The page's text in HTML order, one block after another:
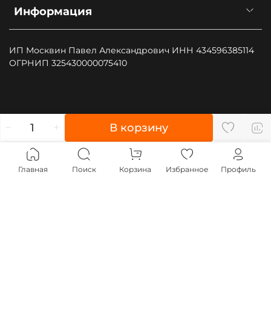
В корзину
Информация
ИП Москвин Павел Александрович ИНН 434596385114
ОГРНИП 325430000075410
Главная Поиск Корзина Избранное Профиль
", type: "pageView", start: (new Date()).getTime()});
(function (d, w, id) { if (d.getElementById(id)) return; var
ts = d.createElement("script"); ts.type = "text/javascript";
ts.async = true; ts.id = id; ts.src = "https://top-